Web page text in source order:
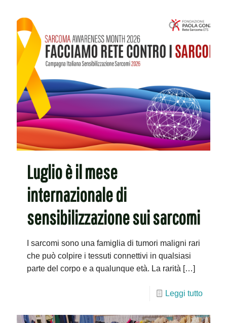
Luglio è il mese
internazionale di
sensibilizzazione sui sarcomi
I sarcomi sono una famiglia di tumori maligni rari
che può colpire i tessuti connettivi in qualsiasi
parte del corpo e a qualunque età. La rarità […]
Leggi tutto